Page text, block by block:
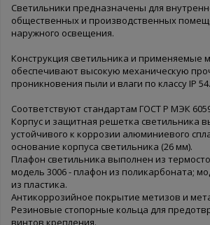
Светильники предназначены для
общественных и производственных
наружного освещения.
Конструкция светильника и применяемые
обеспечивают высокую механическую
проникновения пыли и влаги по классу IP 54.
Соответствуют стандартам ГОСТ Р МЭК
Корпус и защитная решетка светильника
устойчивого к коррозии алюминиевого
основание корпуса светильника (26 мм).
Плафон светильника выполнен из
модель 3006 - плафон из поликарбоната;
из пластика.
Антикоррозийное покрытие метизов и
Резиновые стопорные кольца для
винтов крепления.